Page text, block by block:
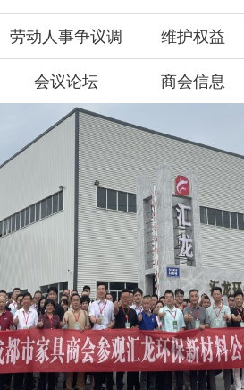
劳动人事争议调
委会
维护权益
会议论坛 商会信息